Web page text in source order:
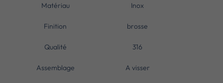
Matériau Inox
Finition brosse
Qualité 316
Assemblage A visser